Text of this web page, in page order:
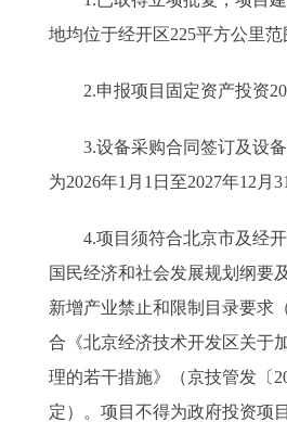
地均位于经开区225平方公里范
2.申报项目固定资产投资
3.设备采购合同签订及设备
为2026年1月1日至2027年12月
4.项目须符合北京市及经开
国民经济和社会发展规划纲要
新增产业禁止和限制目录要求
合《北京经济技术开发区关于
理的若干措施》（京技管发〔
定）。项目不得为政府投资项